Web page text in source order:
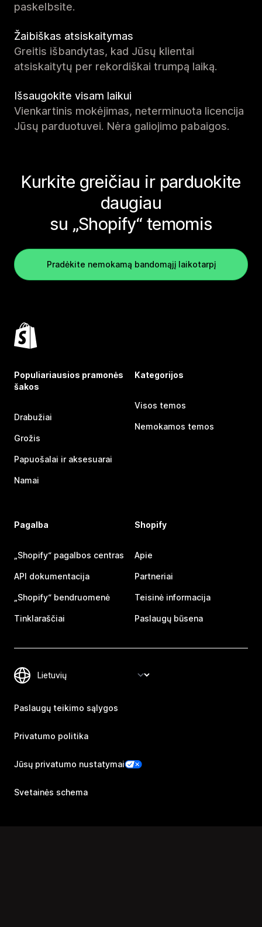
paskelbsite.
Žaibiškas atsiskaitymas
Greitis išbandytas, kad Jūsų klientai
atsiskaitytų per rekordiškai trumpą laiką.
Išsaugokite visam laikui
Vienkartinis mokėjimas, neterminuota licencija
Jūsų parduotuvei. Nėra galiojimo pabaigos.
Kurkite greičiau ir parduokite
daugiau
su „Shopify“ temomis
Pradėkite nemokamą bandomąjį laikotarpį
Populiariausios pramonės
šakos
Drabužiai
Grožis
Papuošalai ir aksesuarai
Namai
Kategorijos
Visos temos
Nemokamos temos
Pagalba
„Shopify“ pagalbos centras
API dokumentacija
„Shopify“ bendruomenė
Tinklaraščiai
Shopify
Apie
Partneriai
Teisinė informacija
Paslaugų būsena
Paslaugų teikimo sąlygos
Privatumo politika
Jūsų privatumo nustatymai
Svetainės schema